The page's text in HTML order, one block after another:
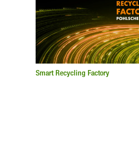
Smart Recycling Factory